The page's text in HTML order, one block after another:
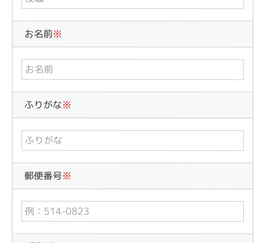
お名前※
ふりがな※
郵便番号※